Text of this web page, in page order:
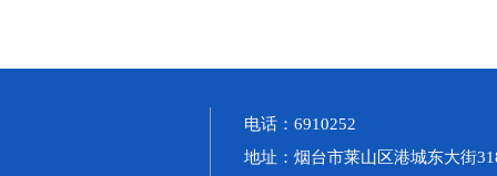
电话：6910252
地址：烟台市莱山区港城东大街